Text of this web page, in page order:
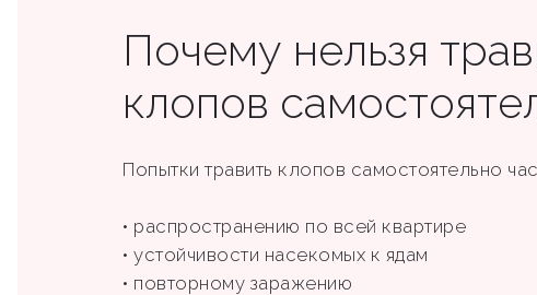
Почему нельзя
клопов
Попытки травить клопов самостоятельно
• распространению по всей квартире
• устойчивости насекомых к ядам
• повторному заражению